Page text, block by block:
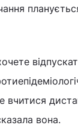
вчитися
вона.